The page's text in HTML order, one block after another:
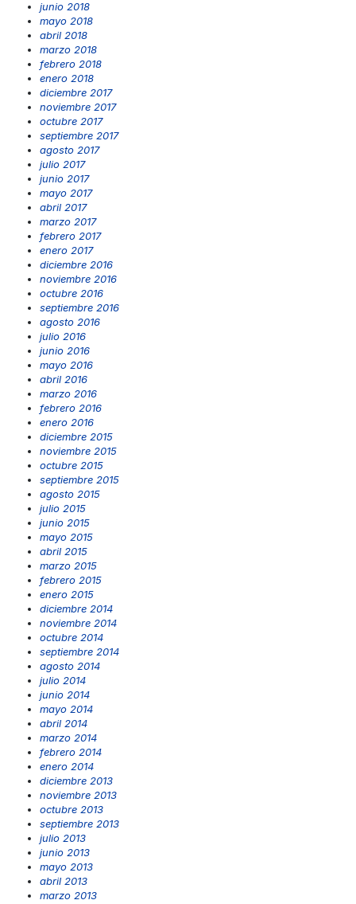
junio 2018
mayo 2018
abril 2018
marzo 2018
febrero 2018
enero 2018
diciembre 2017
noviembre 2017
octubre 2017
septiembre 2017
agosto 2017
julio 2017
junio 2017
mayo 2017
abril 2017
marzo 2017
febrero 2017
enero 2017
diciembre 2016
noviembre 2016
octubre 2016
septiembre 2016
agosto 2016
julio 2016
junio 2016
mayo 2016
abril 2016
marzo 2016
febrero 2016
enero 2016
diciembre 2015
noviembre 2015
octubre 2015
septiembre 2015
agosto 2015
julio 2015
junio 2015
mayo 2015
abril 2015
marzo 2015
febrero 2015
enero 2015
diciembre 2014
noviembre 2014
octubre 2014
septiembre 2014
agosto 2014
julio 2014
junio 2014
mayo 2014
abril 2014
marzo 2014
febrero 2014
enero 2014
diciembre 2013
noviembre 2013
octubre 2013
septiembre 2013
julio 2013
junio 2013
mayo 2013
abril 2013
marzo 2013